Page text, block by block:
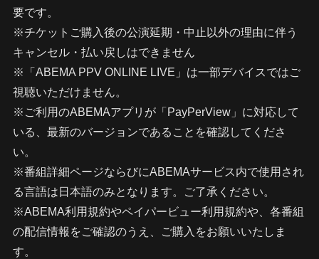
要です。
※チケットご購入後の公演延期・中止以外の理由に伴う
キャンセル・払い戻しはできません
※「ABEMA PPV ONLINE LIVE」は一部デバイスではご
視聴いただけません。
※ご利用のABEMAアプリが「PayPerView」に対応して
いる、最新のバージョンであることを確認してくださ
い。
※番組詳細ページならびにABEMAサービス内で使用され
る言語は日本語のみとなります。ご了承ください。
※ABEMA利用規約やペイパービュー利用規約や、各番組
の配信情報をご確認のうえ、ご購入をお願いいたしま
す。